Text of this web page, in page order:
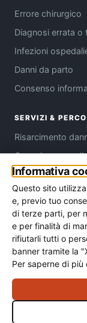
Errore chirurgico
Diagnosi errata o
Infezioni
Danni da parto
Consenso
SERVIZI &
Risarcimento
Consulenza
Come funziona
Chi siamo
Contatti
Assistenza per
Le informazioni
e non
Nessun contenuto
esito. Ogni
Informativa
Questo sito
e, previo tuo
di terze parti, per
e per finalità di
rifiutarli tutti o
banner tramite la
Per saperne di più